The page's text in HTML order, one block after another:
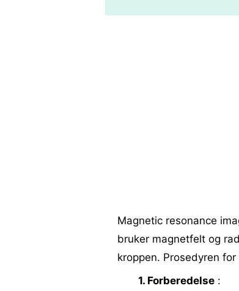
Magnetic resonance
bruker magnetfelt og
kroppen. Prosedyren
1. Forberedelse :